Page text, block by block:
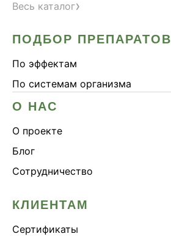
Весь каталог›
ПОДБОР ПРЕПАРАТОВ
По эффектам
По системам организма
О НАС
О проекте
Блог
Сотрудничество
КЛИЕНТАМ
Сертификаты